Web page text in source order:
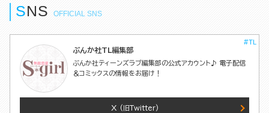
SNS OFFICIAL SNS
ぶんか社TL編集部
#TL
ぶんか社ティーンズラブ編集部の公式アカウント♪ 電子配信
＆コミックスの情報をお届け！
X (旧Twitter)